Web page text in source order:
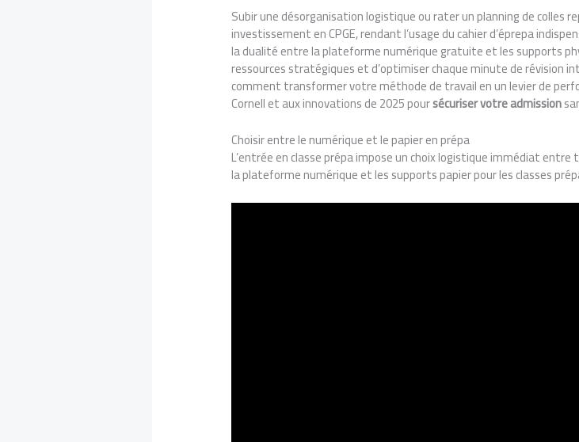
Subir une désorganisation logistique ou rater un planning de colles
investissement en CPGE, rendant l’usage du cahier d’éprepa
la dualité entre la plateforme numérique gratuite et les supports
ressources stratégiques et d’optimiser chaque minute de révision
comment transformer votre méthode de travail en un levier de
Cornell et aux innovations de 2025 poursécuriser votre admission
Choisir entre le numérique et le papier en prépa
L’entrée en classe prépa impose un choix logistique immédiat
la plateforme numérique et les supports papier pour les classes